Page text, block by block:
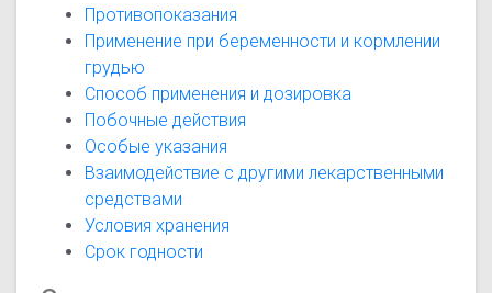
Противопоказания
Применение при беременности и кормлении
грудью
Способ применения и дозировка
Побочные действия
Особые указания
Взаимодействие с другими лекарственными
средствами
Условия хранения
Срок годности